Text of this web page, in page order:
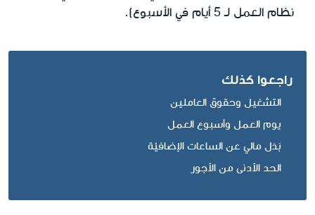
نظام العمل لـ 5 أيام في الأسبوع).
راجعوا كذلك
التشغيل وحقوق العاملين
يوم العمل وأسبوع العمل
بَدَل مالي عن الساعات الإضافيّة
الحد الأدنى من الأجور